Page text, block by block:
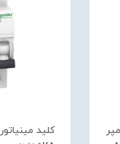
تک فاز 16 آمپر